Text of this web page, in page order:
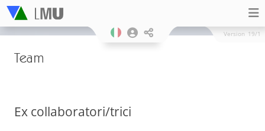
Version 19/1
Team
Ex collaboratori/trici